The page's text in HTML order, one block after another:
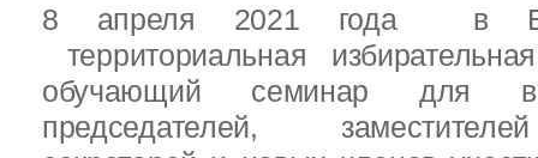
8 апреля 2021 года в
территориальная
обучающий семинар для
председателей,